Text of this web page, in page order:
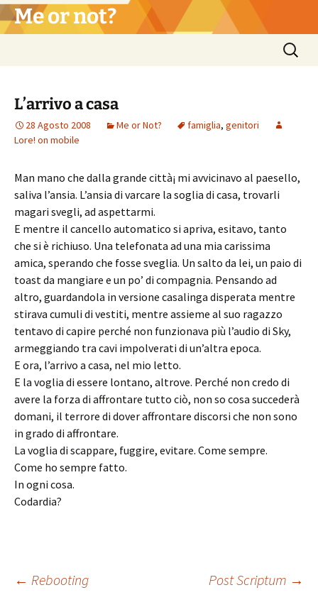
Vai
al Me or not?
Ricerca
per:
L’arrivo a casa
28 Agosto 2008 Me or Not? famiglia, genitori
Lore! on mobile
Man mano che dalla grande città¡ mi avvicinavo al paesello,
saliva l’ansia. L’ansia di varcare la soglia di casa, trovarli
magari svegli, ad aspettarmi.
E mentre il cancello automatico si apriva, esitavo, tanto
che si è richiuso. Una telefonata ad una mia carissima
amica, sperando che fosse sveglia. Un salto da lei, un paio di
toast da mangiare e un po’ di compagnia. Pensando ad
altro, guardandola in versione casalinga disperata mentre
stirava cumuli di vestiti, mentre assieme al suo ragazzo
tentavo di capire perché non funzionava più l’audio di Sky,
armeggiando tra cavi impolverati di un’altra epoca.
E ora, l’arrivo a casa, nel mio letto.
E la voglia di essere lontano, altrove. Perché non credo di
avere la forza di affrontare tutto ciò, non so cosa succederà
domani, il terrore di dover affrontare discorsi che non sono
in grado di affrontare.
La voglia di scappare, fuggire, evitare. Come sempre.
Come ho sempre fatto.
In ogni cosa.
Codardia?
Navigazione
← Rebooting Post Scriptum →